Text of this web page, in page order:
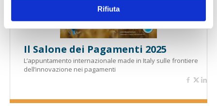
Rifiuta
Il Salone dei Pagamenti 2025
L’appuntamento internazionale made in Italy sulle frontiere
dell’innovazione nei pagamenti